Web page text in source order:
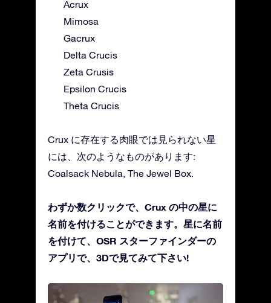
Acrux
Mimosa
Gacrux
Delta Crucis
Zeta Crusis
Epsilon Crucis
Theta Crucis
Crux に存在する肉眼では見られない星
には、次のようなものがあります:
Coalsack Nebula, The Jewel Box.
わずか数クリックで、Crux の中の星に
名前を付けることができます。星に名前
を付けて、OSR スターファインダーの
アプリで、3Dで見てみて下さい!